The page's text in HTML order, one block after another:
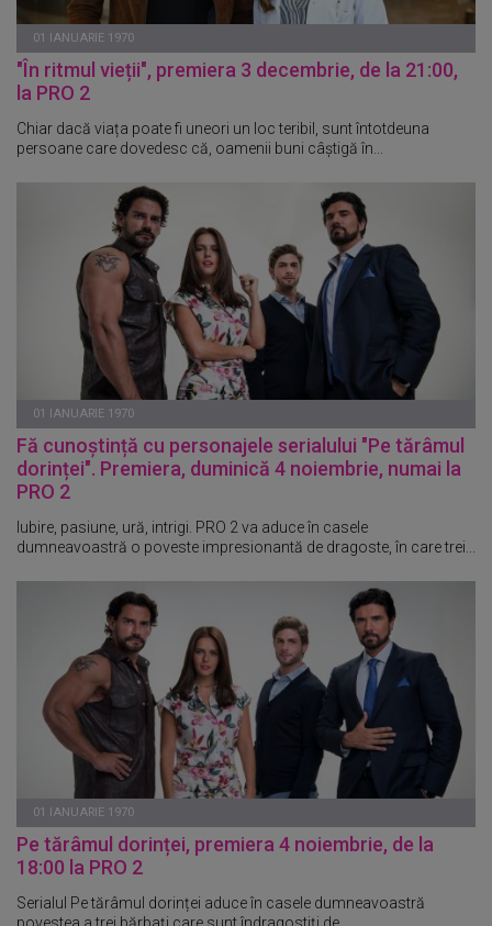
01 IANUARIE 1970
"În ritmul vieții", premiera 3 decembrie, de la 21:00,
la PRO 2
Chiar dacă viața poate fi uneori un loc teribil, sunt întotdeuna
persoane care dovedesc că, oamenii buni câștigă în...
01 IANUARIE 1970
Fă cunoștință cu personajele serialului "Pe tărâmul
dorinței". Premiera, duminică 4 noiembrie, numai la
PRO 2
Iubire, pasiune, ură, intrigi. PRO 2 va aduce în casele
dumneavoastră o poveste impresionantă de dragoste, în care trei...
01 IANUARIE 1970
Pe tărâmul dorinței, premiera 4 noiembrie, de la
18:00 la PRO 2
Serialul Pe tărâmul dorinței aduce în casele dumneavoastră
povestea a trei bărbați care sunt îndragostiți de...